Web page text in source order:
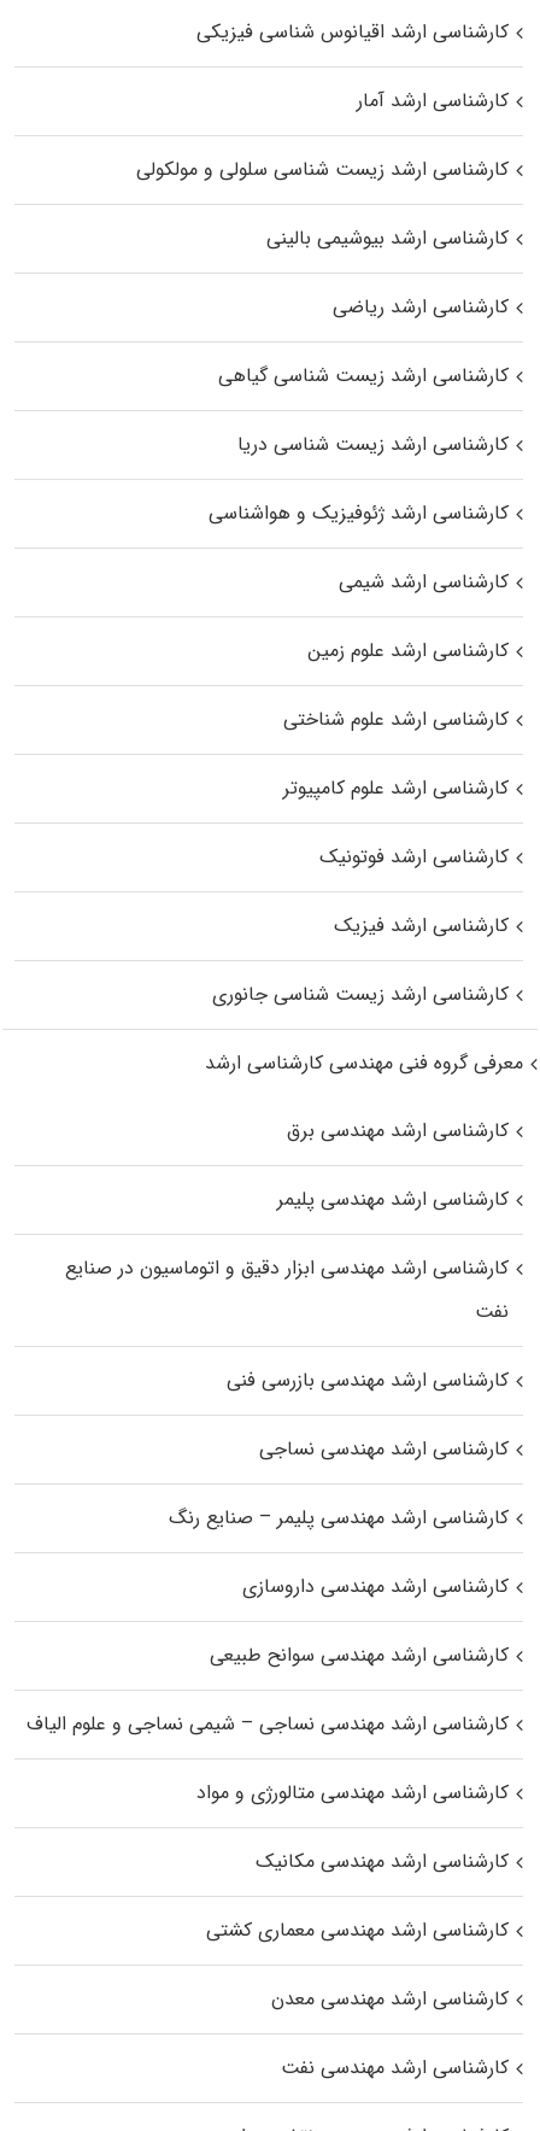
کارشناسی ارشد اقیانوس‌ شناسی فیزیکی
کارشناسی ارشد آمار
کارشناسی ارشد زیست شناسی سلولی و مولکولی
کارشناسی ارشد بیوشیمی بالینی
کارشناسی ارشد ریاضی
کارشناسی ارشد زیست‌ شناسی گیاهی
کارشناسی ارشد زیست‌ شناسی دریا
کارشناسی ارشد ژئوفیزیک و هواشناسی
کارشناسی ارشد شیمی
کارشناسی ارشد علوم زمین
کارشناسی ارشد علوم شناختی
کارشناسی ارشد علوم کامپیوتر
کارشناسی ارشد فوتونیک
کارشناسی ارشد فیزیک
کارشناسی ارشد زیست‌ شناسی جانوری
معرفی گروه فنی مهندسی کارشناسی ارشد
کارشناسی ارشد مهندسی برق
کارشناسی ارشد مهندسی پلیمر
کارشناسی ارشد مهندسی ابزار دقیق و اتوماسیون در صنایع
نفت
کارشناسی ارشد مهندسی بازرسی فنی
کارشناسی ارشد مهندسی نساجی
کارشناسی ارشد مهندسی پلیمر – صنایع رنگ
کارشناسی ارشد مهندسی داروسازی
کارشناسی ارشد مهندسی سوانح طبیعی
کارشناسی ارشد مهندسی نساجی – شیمی نساجی و علوم الیاف
کارشناسی ارشد مهندسی متالورژی و مواد
کارشناسی ارشد مهندسی مکانیک
کارشناسی ارشد مهندسی معماری کشتی
کارشناسی ارشد مهندسی معدن
کارشناسی ارشد مهندسی نفت